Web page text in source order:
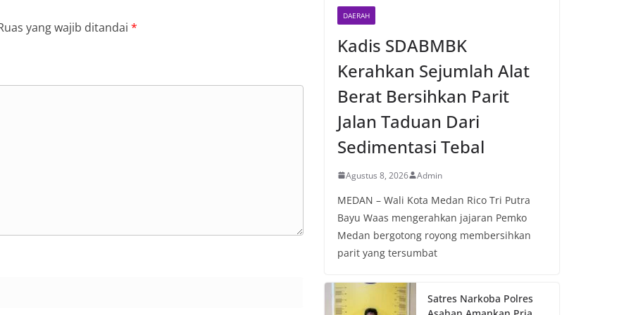
yang wajib ditandai *
DAERAH
Kadis SDABMBK
Kerahkan Sejumlah Alat
Berat Bersihkan Parit
Jalan Taduan Dari
Sedimentasi Tebal
Agustus 8, 2026 Admin
MEDAN – Wali Kota Medan Rico Tri Putra
Bayu Waas mengerahkan jajaran Pemko
Medan bergotong royong membersihkan
parit yang tersumbat
Satres Narkoba Polres